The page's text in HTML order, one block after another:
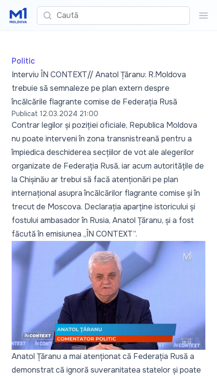
Caută
Politic
Interviu ÎN CONTEXT// Anatol Țăranu: R.Moldova
trebuie să semnaleze pe plan extern despre
încălcările flagrante comise de Federația Rusă
Publicat 12.03.2024 21:00
Contrar legilor și poziției oficiale, Republica Moldova
nu poate interveni în zona transnistreană pentru a
împiedica deschiderea secțiilor de vot ale alegerilor
organizate de Federația Rusă, iar acum autoritățile de
la Chișinău ar trebui să facă atenționări pe plan
internațional asupra încălcărilor flagrante comise și în
trecut de Moscova. Declarația aparține istoricului și
fostului ambasador în Rusia, Anatol Țăranu, și a fost
făcută în emisiunea „ÎN CONTEXT”.
Anatol Țăranu a mai atenționat că Federația Rusă a
demonstrat că ignoră suveranitatea statelor și poate